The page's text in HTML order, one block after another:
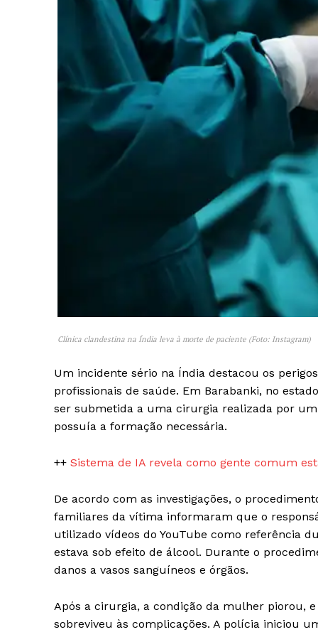
News
Clínica clandestina na Índia leva à morte de paciente (Foto: Instagram)
Um incidente sério na Índia destacou os
profissionais de saúde. Em Barabanki, no
ser submetida a uma cirurgia realizada por
possuía a formação necessária.
++ Sistema de IA revela como gente comum
De acordo com as investigações, o
familiares da vítima informaram que o
utilizado vídeos do YouTube como referência
estava sob efeito de álcool. Durante o
danos a vasos sanguíneos e órgãos.
Após a cirurgia, a condição da mulher piorou,
sobreviveu às complicações. A polícia iniciou